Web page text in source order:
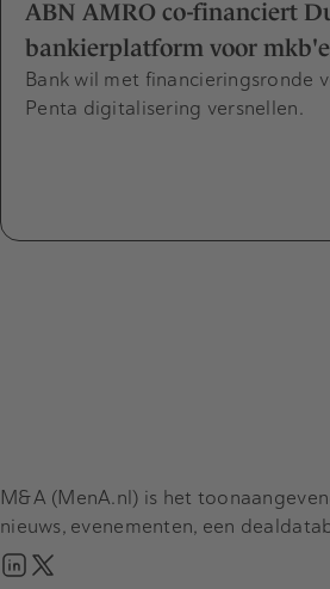
ABN AMRO co-financiert
bankierplatform voor
Bank wil met financieringsronde
Penta digitalisering versnellen.
M&A (MenA.nl) is het
nieuws, evenementen, een